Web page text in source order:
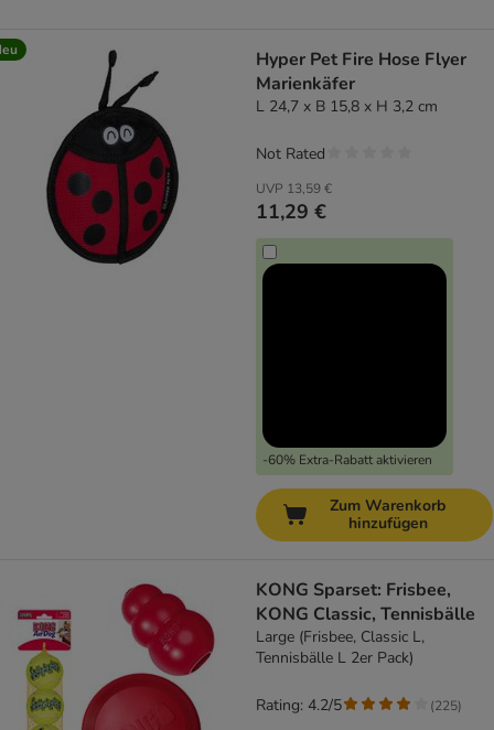
Hyper Pet Fire Hose Flyer
Marienkäfer
L 24,7 x B 15,8 x H 3,2 cm
UVP 13,59 €
11,29 €
-60% Extra-Rabatt aktivieren
Not Rated
Zum Warenkorb
hinzufügen
KONG Sparset: Frisbee,
KONG Classic, Tennisbälle
Large (Frisbee, Classic L,
Tennisbälle L 2er Pack)
Rating: 4.2/5 (225)